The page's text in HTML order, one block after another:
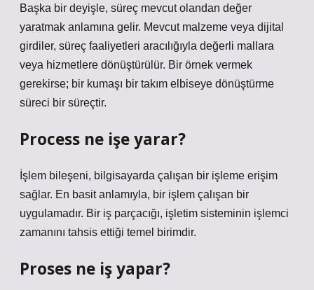
Başka bir deyişle, süreç mevcut olandan değer
yaratmak anlamına gelir. Mevcut malzeme veya dijital
girdiler, süreç faaliyetleri aracılığıyla değerli mallara
veya hizmetlere dönüştürülür. Bir örnek vermek
gerekirse; bir kumaşı bir takım elbiseye dönüştürme
süreci bir süreçtir.
Process ne işe yarar?
İşlem bileşeni, bilgisayarda çalışan bir işleme erişim
sağlar. En basit anlamıyla, bir işlem çalışan bir
uygulamadır. Bir iş parçacığı, işletim sisteminin işlemci
zamanını tahsis ettiği temel birimdir.
Proses ne iş yapar?